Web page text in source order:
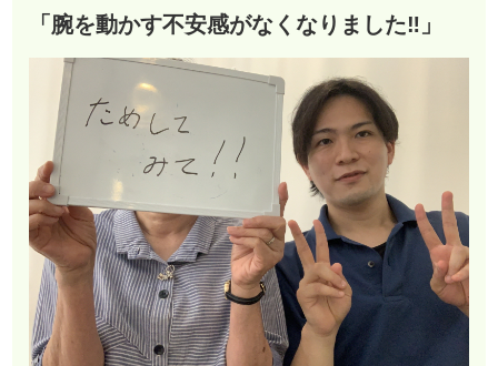
「腕を動かす不安感がなくなりました‼︎」